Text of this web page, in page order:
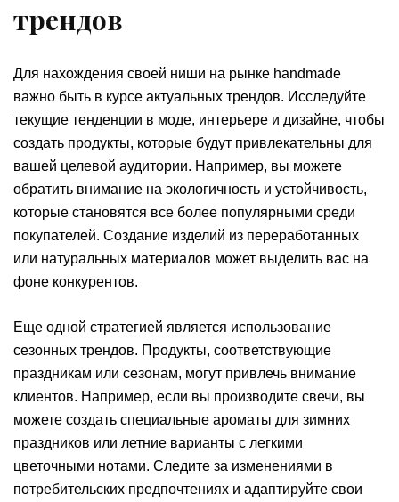
трендов
Для нахождения своей ниши на рынке handmade
важно быть в курсе актуальных трендов. Исследуйте
текущие тенденции в моде, интерьере и дизайне, чтобы
создать продукты, которые будут привлекательны для
вашей целевой аудитории. Например, вы можете
обратить внимание на экологичность и устойчивость,
которые становятся все более популярными среди
покупателей. Создание изделий из переработанных
или натуральных материалов может выделить вас на
фоне конкурентов.
Еще одной стратегией является использование
сезонных трендов. Продукты, соответствующие
праздникам или сезонам, могут привлечь внимание
клиентов. Например, если вы производите свечи, вы
можете создать специальные ароматы для зимних
праздников или летние варианты с легкими
цветочными нотами. Следите за изменениями в
потребительских предпочтениях и адаптируйте свои